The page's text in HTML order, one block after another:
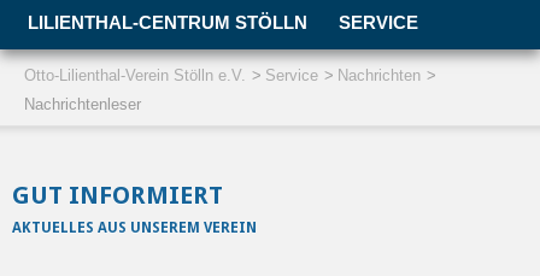
LILIENTHAL-CENTRUM STÖLLN SERVICE
Otto-Lilienthal-Verein Stölln e.V. Service
Nachrichten
Nachrichtenleser
GUT INFORMIERT
AKTUELLES AUS UNSEREM VEREIN